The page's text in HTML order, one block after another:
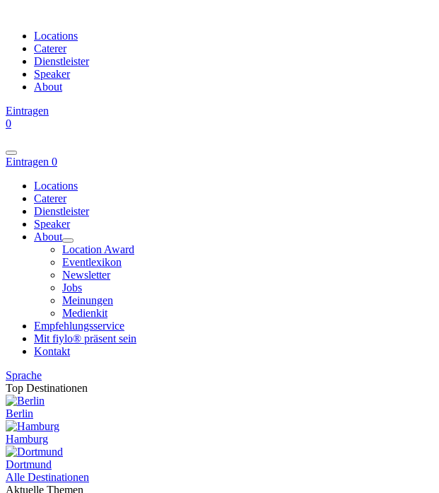
Locations
Caterer
Dienstleister
Speaker
About
Eintragen
0
Eintragen 0
Locations
Caterer
Dienstleister
Speaker
About
Location Award
Eventlexikon
Newsletter
Jobs
Meinungen
Medienkit
Empfehlungsservice
Mit fiylo® präsent sein
Kontakt
Sprache
Top Destinationen
Berlin
Hamburg
Dortmund
Alle Destinationen
Aktuelle Themen